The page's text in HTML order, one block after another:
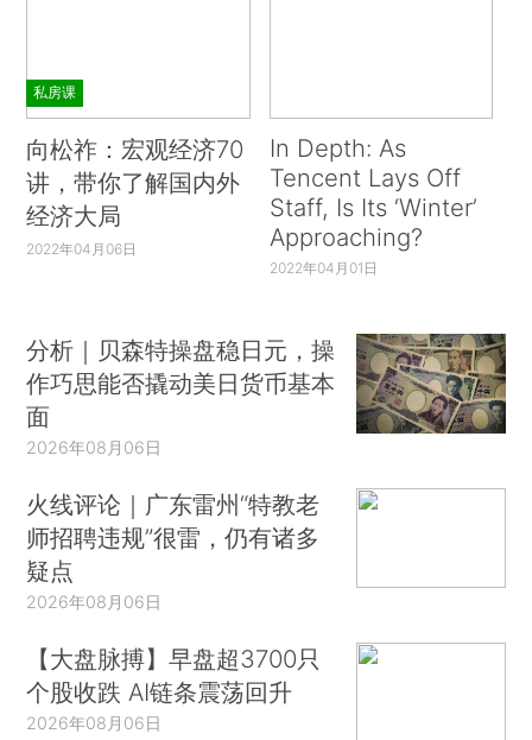
私房课
向松祚：宏观经济70
讲，带你了解国内外
经济大局
2022年04月06日
In Depth: As
Tencent Lays Off
Staff, Is Its ‘Winter’
Approaching?
2022年04月01日
分析｜贝森特操盘稳日元，操
作巧思能否撬动美日货币基本
面
2026年08月06日
火线评论｜广东雷州“特教老
师招聘违规”很雷，仍有诸多
疑点
2026年08月06日
【大盘脉搏】早盘超3700只
个股收跌 AI链条震荡回升
2026年08月06日